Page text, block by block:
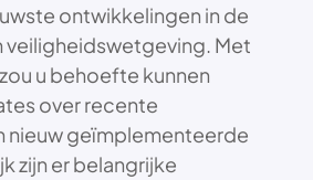
ontwikkelingen in de
Met
u behoefte kunnen
over recente
nieuw geïmplementeerde
zijn er belangrijke